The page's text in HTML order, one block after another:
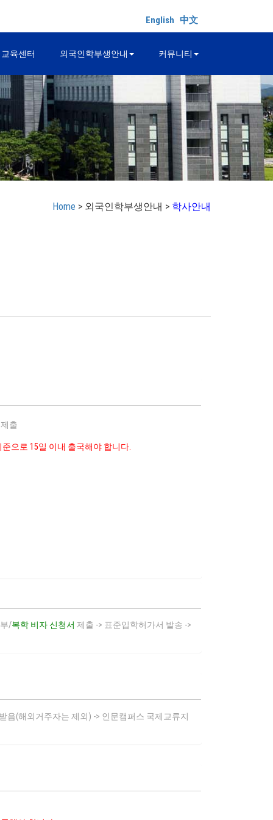
English 中文
육센터 외국인학부생안내 커뮤니티
Home > 외국인학부생안내 > 학사안내
출
으로 15일 이내 출국해야 합니다.
/복학 비자 신청서 제출 -> 표준입학허가서 발송 ->
(해외거주자는 제외) -> 인문캠퍼스 국제교류지